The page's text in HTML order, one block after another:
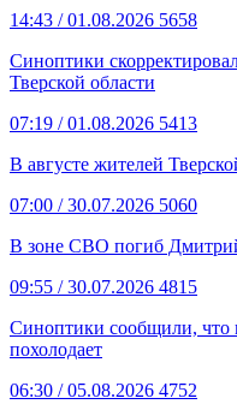
14:43 / 01.08.2026 5658
Синоптики
Тверской области
07:19 / 01.08.2026 5413
В августе жителей
07:00 / 30.07.2026 5060
В зоне СВО погиб Дмитрий
09:55 / 30.07.2026 4815
Синоптики сообщили, что
похолодает
06:30 / 05.08.2026 4752